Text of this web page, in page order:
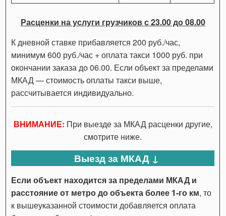
Расценки на услуги грузчиков с 23.00 до 08.00
К дневной ставке прибавляется 200 руб./час,
минимум 600 руб./час + оплата такси 1000 руб. при
окончании заказа до 06.00. Если объект за пределами
МКАД — стоимость оплаты такси выше,
рассчитывается индивидуально.
ВНИМАНИЕ: При выезде за МКАД расценки другие,
смотрите ниже.
Выезд за МКАД ↓
Если объект находится за пределами МКАД и
расстояние от метро до объекта более 1-го км, то
к вышеуказанной стоимости добавляется оплата